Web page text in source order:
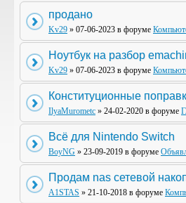
продано
Kv29 » 07-06-2023 в форуме
Ноутбук на разбор
Kv29 » 07-06-2023 в форуме
Конституционные
IlyaMurometc » 24-02-2020 в форуме
Всё для Nintendo Switch
BoyNG » 23-09-2019 в форуме
Продам nas сетевой
A1STAS » 21-10-2018 в форуме